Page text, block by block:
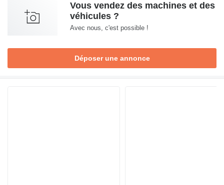
Vous vendez des machines et des
véhicules ?
Avec nous, c'est possible !
Déposer une annonce